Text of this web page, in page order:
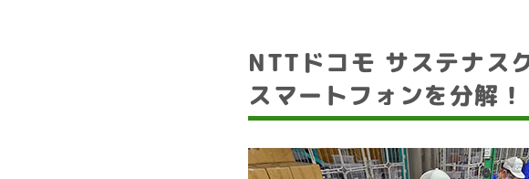
NTTドコモ サステナス
スマートフォンを分解